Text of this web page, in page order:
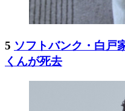
5 ソフトバンク・白戸
くんが死去